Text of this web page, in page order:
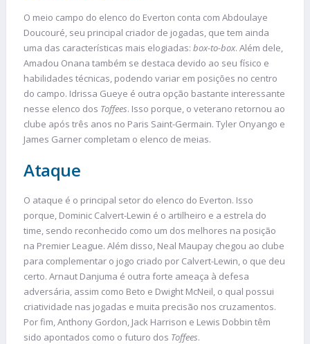
O meio campo do elenco do Everton conta com Abdoulaye
Doucouré, seu principal criador de jogadas, que tem ainda
uma das características mais elogiadas: box-to-box. Além dele,
Amadou Onana também se destaca devido ao seu físico e
habilidades técnicas, podendo variar em posições no centro
do campo. Idrissa Gueye é outra opção bastante interessante
nesse elenco dos Toffees. Isso porque, o veterano retornou ao
clube após três anos no Paris Saint-Germain. Tyler Onyango e
James Garner completam o elenco de meias.
Ataque
O ataque é o principal setor do elenco do Everton. Isso
porque, Dominic Calvert-Lewin é o artilheiro e a estrela do
time, sendo reconhecido como um dos melhores na posição
na Premier League. Além disso, Neal Maupay chegou ao clube
para complementar o jogo criado por Calvert-Lewin, o que deu
certo. Arnaut Danjuma é outra forte ameaça à defesa
adversária, assim como Beto e Dwight McNeil, o qual possui
criatividade nas jogadas e muita precisão nos cruzamentos.
Por fim, Anthony Gordon, Jack Harrison e Lewis Dobbin têm
sido apontados como o futuro dos Toffees.